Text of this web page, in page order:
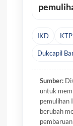
IKD
Dukcapil
Sumber:
untuk
pemulihan
berubah